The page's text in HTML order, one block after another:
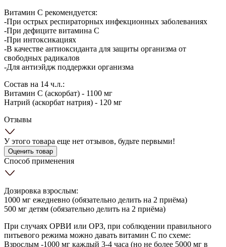
Витамин С рекомендуется:
-При острых респираторных инфекционных заболеваниях
-При дефиците витамина С
-При интоксикациях
-В качестве антиоксиданта для защиты организма от
свободных радикалов
-Для антиэйдж поддержки организма
Состав на 14 ч.л.:
Витамин С (аскорбат) - 1100 мг
Натрий (аскорбат натрия) - 120 мг
Отзывы
У этого товара еще нет отзывов, будьте первыми!
Оценить товар
Способ применения
Дозировка взрослым:
1000 мг ежедневно (обязательно делить на 2 приёма)
500 мг детям (обязательно делить на 2 приёма)
При случаях ОРВИ или ОРЗ, при соблюдении правильного
питьевого режима можно давать витамин С по схеме:
Взрослым -1000 мг каждый 3-4 часа (но не более 5000 мг в